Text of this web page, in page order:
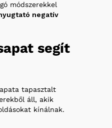
módszerekkel
negatív
segít
tapasztalt
áll, akik
kínálnak.